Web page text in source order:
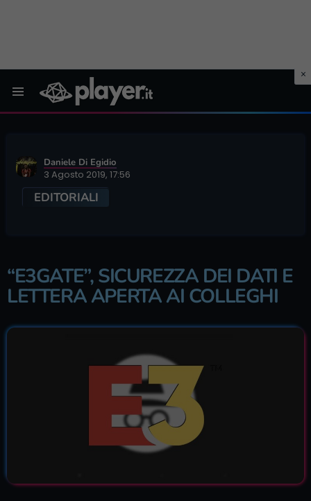
Daniele Di Egidio
3 Agosto 2019, 17:56
EDITORIALI
“E3GATE”, SICUREZZA DEI DATI E
LETTERA APERTA AI COLLEGHI